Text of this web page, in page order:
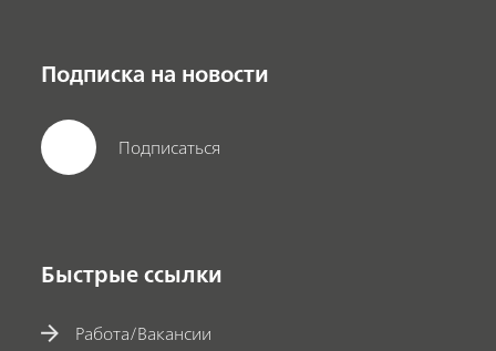
Подписка на новости
Подписаться
Быстрые ссылки
Работа/Вакансии